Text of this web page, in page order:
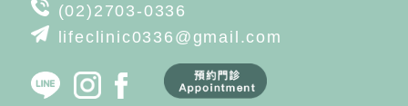
(02)2703-0336
lifeclinic0336@gmail.com